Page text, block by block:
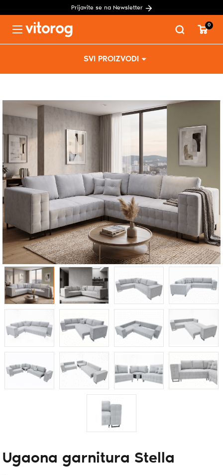
Prijavite se na Newsletter
SVI PROIZVODI
0
Ugaona garnitura Stella